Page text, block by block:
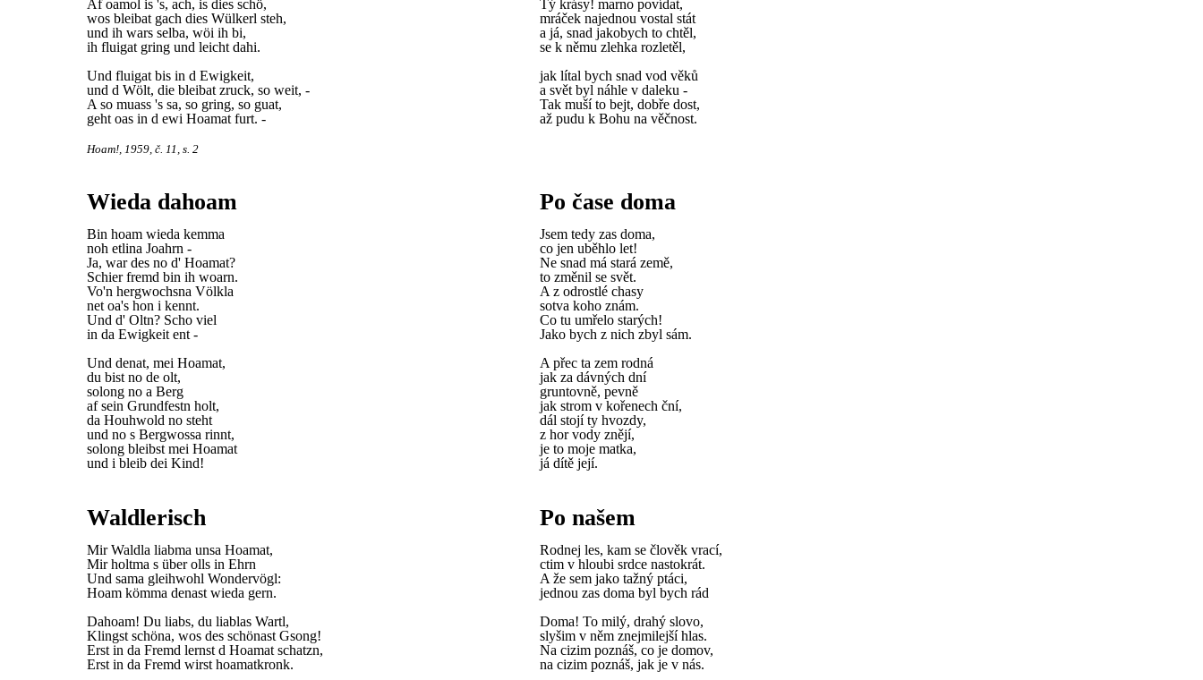
Af oamol is 's, ach, is dies schö,
wos bleibat gach dies Wülkerl steh,
und ih wars selba, wöi ih bi,
ih fluigat gring und leicht dahi.
Und fluigat bis in d Ewigkeit,
und d Wölt, die bleibat zruck, so weit, -
A so muass 's sa, so gring, so guat,
geht oas in d ewi Hoamat furt. -
Tý krásy! marno povídat,
mráček najednou vostal stát
a já, snad jakobych to chtěl,
se k němu zlehka rozletěl,
jak lítal bych snad vod věků
a svět byl náhle v daleku -
Tak muší to bejt, dobře dost,
až pudu k Bohu na věčnost.
Hoam!, 1959, č. 11, s. 2
Wieda dahoam
Bin hoam wieda kemma
noh etlina Joahrn -
Ja, war des no d' Hoamat?
Schier fremd bin ih woarn.
Vo'n hergwochsna Völkla
net oa's hon i kennt.
Und d' Oltn? Scho viel
in da Ewigkeit ent -
Und denat, mei Hoamat,
du bist no de olt,
solong no a Berg
af sein Grundfestn holt,
da Houhwold no steht
und no s Bergwossa rinnt,
solong bleibst mei Hoamat
und i bleib dei Kind!
Po čase doma
Jsem tedy zas doma,
co jen uběhlo let!
Ne snad má stará země,
to změnil se svět.
A z odrostlé chasy
sotva koho znám.
Co tu umřelo starých!
Jako bych z nich zbyl sám.
A přec ta zem rodná
jak za dávných dní
gruntovně, pevně
jak strom v kořenech ční,
dál stojí ty hvozdy,
z hor vody znějí,
je to moje matka,
já dítě její.
Waldlerisch
Mir Waldla liabma unsa Hoamat,
Mir holtma s über olls in Ehrn
Und sama gleihwohl Wondervögl:
Hoam kömma denast wieda gern.
Dahoam! Du liabs, du liablas Wartl,
Klingst schöna, wos des schönast Gsong!
Erst in da Fremd lernst d Hoamat schatzn,
Erst in da Fremd wirst hoamatkronk.
Po našem
Rodnej les, kam se člověk vrací,
ctim v hloubi srdce nastokrát.
A že sem jako tažný ptáci,
jednou zas doma byl bych rád
Doma! To milý, drahý slovo,
slyšim v něm znejmilejší hlas.
Na cizim poznáš, co je domov,
na cizim poznáš, jak je v nás.